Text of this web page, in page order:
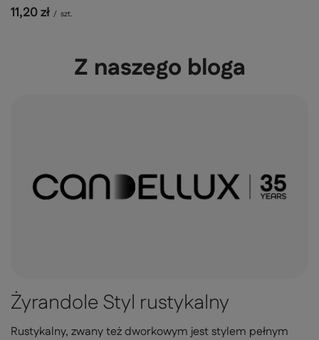
11,20 zł / szt.
Z naszego bloga
Żyrandole Styl rustykalny
Rustykalny, zwany też dworkowym jest stylem pełnym